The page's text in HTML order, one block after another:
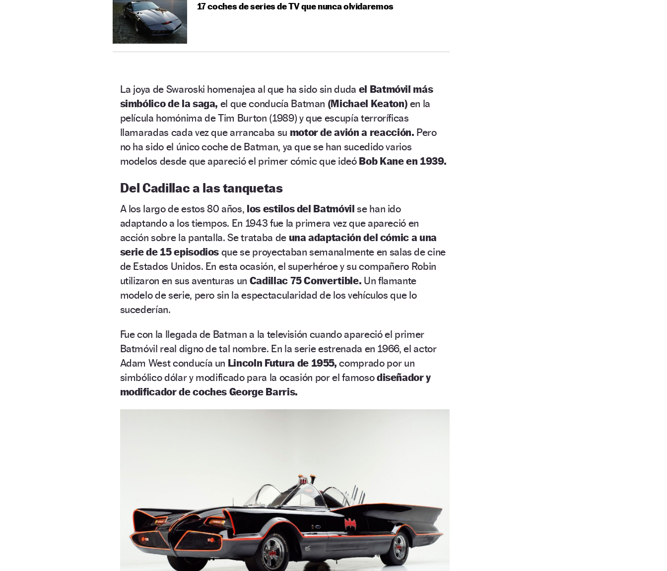
17 coches de series de TV que nunca olvidaremos
La joya de Swaroski homenajea al que ha sido sin duda el Batmóvil más
simbólico de la saga, el que conducía Batman (Michael Keaton) en la
película homónima de Tim Burton (1989) y que escupía terroríficas
llamaradas cada vez que arrancaba su motor de avión a reacción. Pero
no ha sido el único coche de Batman, ya que se han sucedido varios
modelos desde que apareció el primer cómic que ideó Bob Kane en 1939.
Del Cadillac a las tanquetas
A los largo de estos 80 años, los estilos del Batmóvil se han ido
adaptando a los tiempos. En 1943 fue la primera vez que apareció en
acción sobre la pantalla. Se trataba de una adaptación del cómic a una
serie de 15 episodios que se proyectaban semanalmente en salas de cine
de Estados Unidos. En esta ocasión, el superhéroe y su compañero Robin
utilizaron en sus aventuras un Cadillac 75 Convertible. Un flamante
modelo de serie, pero sin la espectacularidad de los vehículos que lo
sucederían.
Fue con la llegada de Batman a la televisión cuando apareció el primer
Batmóvil real digno de tal nombre. En la serie estrenada en 1966, el actor
Adam West conducía un Lincoln Futura de 1955, comprado por un
simbólico dólar y modificado para la ocasión por el famosodiseñador y
modificador de coches George Barris.